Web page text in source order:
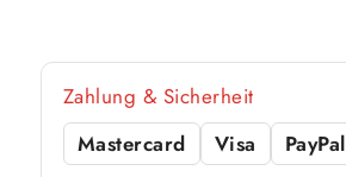
Zahlung & Sicherheit
Mastercard
Visa PayPal